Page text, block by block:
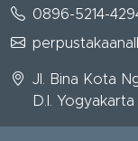
0896-5214-
Jl. Bina Kota
D.I. Yogyakarta